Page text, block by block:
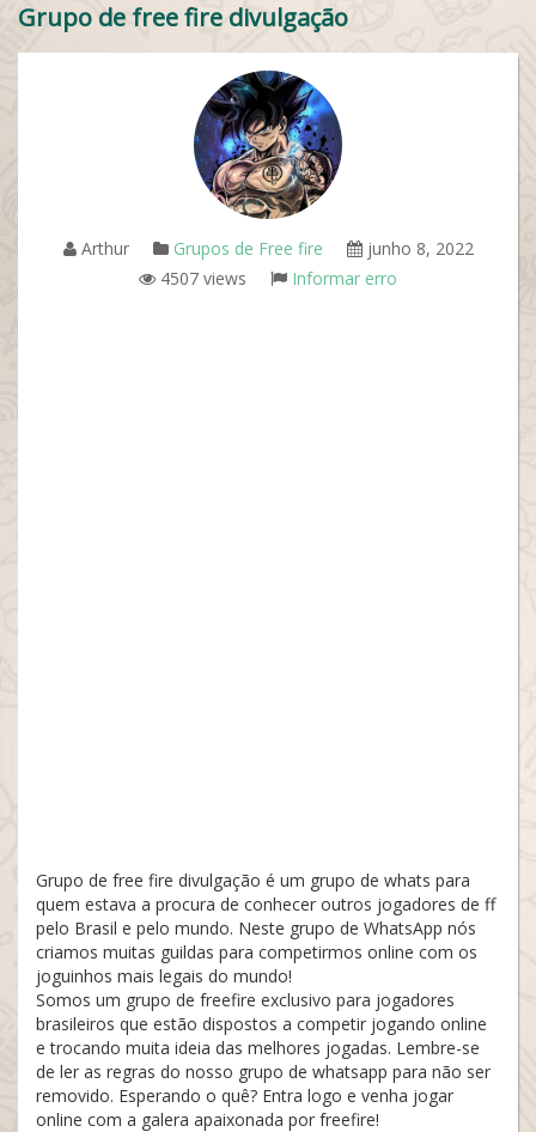
Grupo de free fire divulgação
Arthur Grupos de Free fire
junho 8, 2022
4507 views
Informar erro
Grupo de free fire divulgação é um grupo de whats para
quem estava a procura de conhecer outros jogadores de ff
pelo Brasil e pelo mundo. Neste grupo de WhatsApp nós
criamos muitas guildas para competirmos online com os
joguinhos mais legais do mundo!
Somos um grupo de freefire exclusivo para jogadores
brasileiros que estão dispostos a competir jogando online
e trocando muita ideia das melhores jogadas. Lembre-se
de ler as regras do nosso grupo de whatsapp para não ser
removido. Esperando o quê? Entra logo e venha jogar
online com a galera apaixonada por freefire!